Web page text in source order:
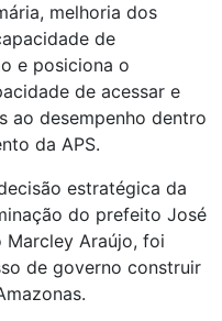
melhoria dos
de
e posiciona o
de acessar e
ao desempenho dentro
da APS.
estratégica da
do prefeito José
Araújo, foi
de governo construir